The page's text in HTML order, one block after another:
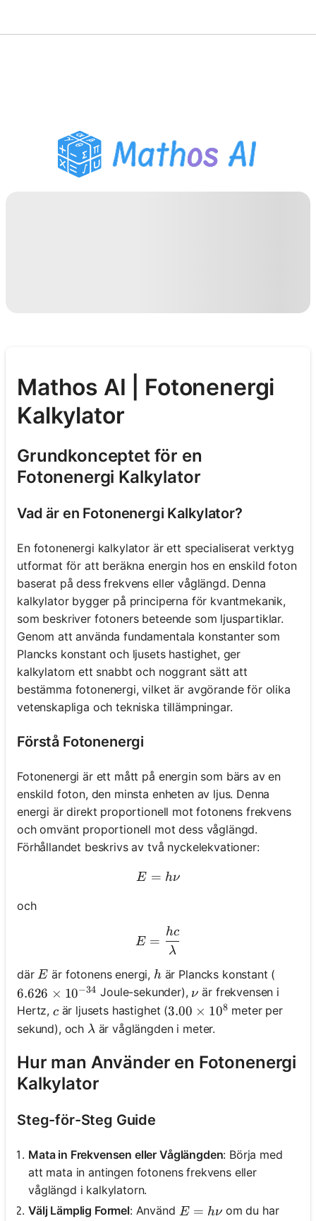
PDF Läxhjälp
Studieverktyg
Mathos AI | Fotonenergi
Kalkylator
Grundkonceptet för en
Fotonenergi Kalkylator
Vad är en Fotonenergi Kalkylator?
En fotonenergi kalkylator är ett specialiserat verktyg
utformat för att beräkna energin hos en enskild foton
baserat på dess frekvens eller våglängd. Denna
kalkylator bygger på principerna för kvantmekanik,
som beskriver fotoners beteende som ljuspartiklar.
Genom att använda fundamentala konstanter som
Plancks konstant och ljusets hastighet, ger
kalkylatorn ett snabbt och noggrant sätt att
bestämma fotonenergi, vilket är avgörande för olika
vetenskapliga och tekniska tillämpningar.
Förstå Fotonenergi
Fotonenergi är ett mått på energin som bärs av en
enskild foton, den minsta enheten av ljus. Denna
energi är direkt proportionell mot fotonens frekvens
och omvänt proportionell mot dess våglängd.
Förhållandet beskrivs av två nyckelekvationer:
E = hν
E = hν
och
E = \frac{hc}{λ}
E =
λ
hc
där E
E är fotonens energi, h
här Plancks konstant (
6.626 \times 10^{-34}
6.626 × 10−34 Joule-sekunder), ν
ν är frekvensen i
Hertz, c
cär ljusets hastighet (3.00 \times 10^8
3.00 × 108 meter per
sekund), och λ
λ är våglängden i meter.
Hur man Använder en Fotonenergi
Kalkylator
Steg-för-Steg Guide
Mata in Frekvensen eller Våglängden: Börja med
att mata in antingen fotonens frekvens eller
våglängd i kalkylatorn.
Välj Lämplig Formel: Använd E = hν
E = hνom du har